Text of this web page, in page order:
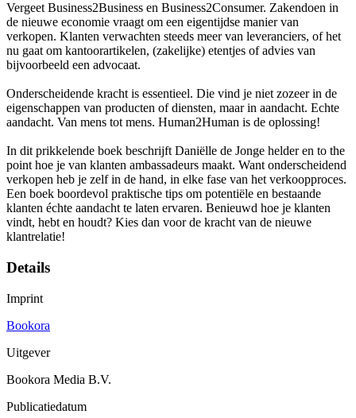
Vergeet Business2Business en Business2Consumer. Zakendoen in
de nieuwe economie vraagt om een eigentijdse manier van
verkopen. Klanten verwachten steeds meer van leveranciers, of het
nu gaat om kantoorartikelen, (zakelijke) etentjes of advies van
bijvoorbeeld een advocaat.
Onderscheidende kracht is essentieel. Die vind je niet zozeer in de
eigenschappen van producten of diensten, maar in aandacht. Echte
aandacht. Van mens tot mens. Human2Human is de oplossing!
In dit prikkelende boek beschrijft Daniëlle de Jonge helder en to the
point hoe je van klanten ambassadeurs maakt. Want onderscheidend
verkopen heb je zelf in de hand, in elke fase van het verkoopproces.
Een boek boordevol praktische tips om potentiële en bestaande
klanten échte aandacht te laten ervaren. Benieuwd hoe je klanten
vindt, hebt en houdt? Kies dan voor de kracht van de nieuwe
klantrelatie!
Details
Imprint
Bookora
Uitgever
Bookora Media B.V.
Publicatiedatum